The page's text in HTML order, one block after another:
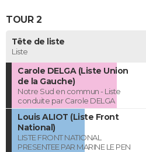
TOUR 2
Tête de liste
Liste
Carole DELGA (Liste Union
de la Gauche)
Notre Sud en commun - Liste
conduite par Carole DELGA
Louis ALIOT (Liste Front
National)
LISTE FRONT NATIONAL
PRESENTEE PAR MARINE LE PEN